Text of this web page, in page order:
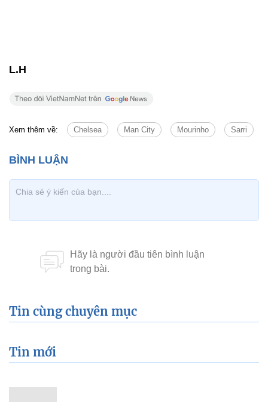
L.H
Xem thêm về: Chelsea Man City Mourinho Sarri
Tin cùng chuyên mục
Tin mới